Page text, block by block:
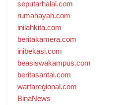
seputarhalal.com
rumahayah.com
inilahkita.com
beritakamera.com
inibekasi.com
beasiswakampus.com
beritasantai.com
wartaregional.com
BinaNews